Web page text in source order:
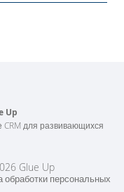
Up
для развивающихся
Glue Up
обработки персональных